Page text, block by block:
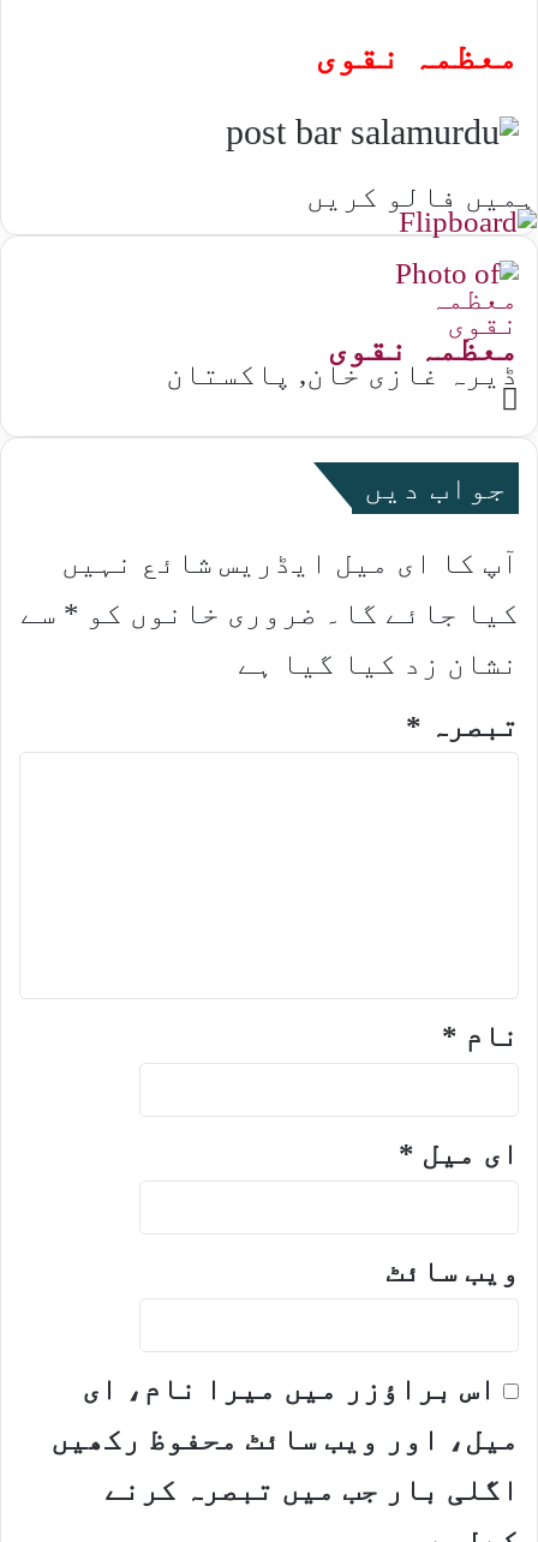
معظمہ نقوی
ہمیں فالو کریں
معظمہ نقوی
ڈیرہ غازی خان, پاکستان
Website
جواب دیں
آپ کا ای میل ایڈریس شائع نہیں
کیا جائے گا۔
ضروری خانوں کو * سے
نشان زد کیا گیا ہے
تبصرہ *
نام *
ای میل *
ویب‌ سائٹ
اس براؤزر میں میرا نام، ای
میل، اور ویب سائٹ محفوظ رکھیں
اگلی بار جب میں تبصرہ کرنے